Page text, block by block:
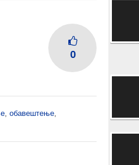
0
, обавештење,